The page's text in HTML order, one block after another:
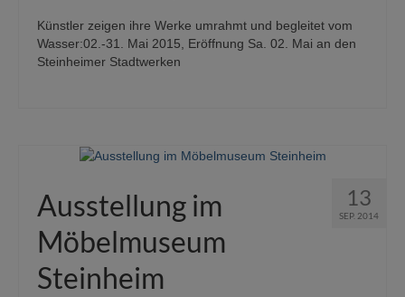
Künstler zeigen ihre Werke umrahmt und begleitet vom
Wasser:02.-31. Mai 2015, Eröffnung Sa. 02. Mai an den
Steinheimer Stadtwerken
13
SEP. 2014
Ausstellung im
Möbelmuseum
Steinheim